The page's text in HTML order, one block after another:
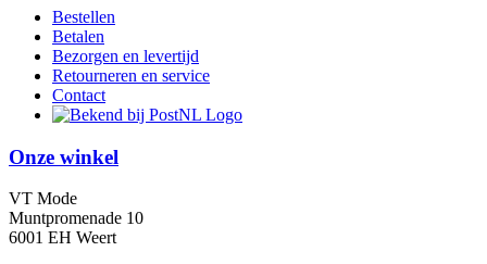
Bestellen
Betalen
Bezorgen en levertijd
Retourneren en service
Contact
Onze winkel
VT Mode
Muntpromenade 10
6001 EH Weert